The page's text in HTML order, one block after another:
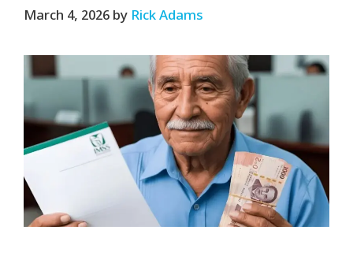
March 4, 2026 by Rick Adams